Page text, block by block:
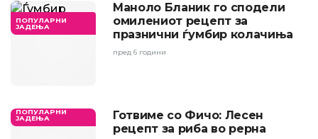
ПОПУЛАРНИ
ЈАДЕЊА
Маноло Бланик го сподели
омилениот рецепт за
празнични ѓумбир колачиња
пред 6 години
ПОПУЛАРНИ
ЈАДЕЊА
Готвиме со Фичо: Лесен
рецепт за риба во рерна